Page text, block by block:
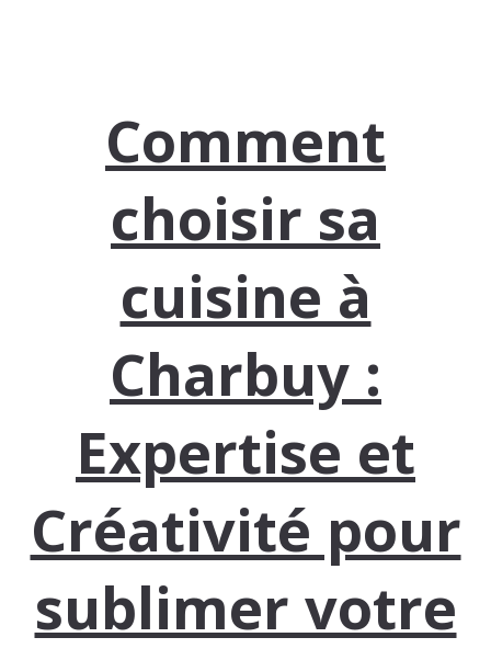
Comment
choisir sa
cuisine à
Charbuy :
Expertise et
Créativité pour
sublimer votre